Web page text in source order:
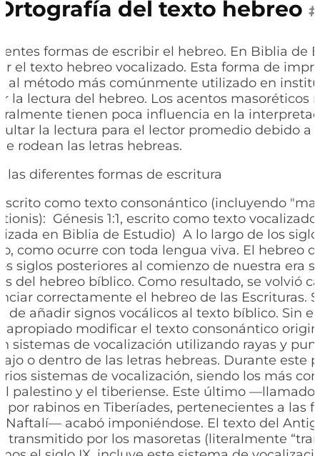
del texto hebreo #
formas de escribir el hebreo. En Biblia de
el texto hebreo vocalizado. Esta forma de
al método más comúnmente utilizado en
la lectura del hebreo. Los acentos masoréticos
tienen poca influencia en la
la lectura para el lector promedio debido a
rodean las letras hebreas.
las diferentes formas de escritura
escrito como texto consonántico (incluyendo
Génesis 1:1, escrito como texto
en Biblia de Estudio) A lo largo de los
como ocurre con toda lengua viva. El hebreo
siglos posteriores al comienzo de nuestra era
del hebreo bíblico. Como resultado, se volvió
correctamente el hebreo de las Escrituras.
de añadir signos vocálicos al texto bíblico. Sin
apropiado modificar el texto consonántico
sistemas de vocalización utilizando rayas y
o dentro de las letras hebreas. Durante este
sistemas de vocalización, siendo los más
palestino y el tiberiense. Este último —llamado
por rabinos en Tiberíades, pertenecientes a las
Naftalí— acabó imponiéndose. El texto del
transmitido por los masoretas (literalmente